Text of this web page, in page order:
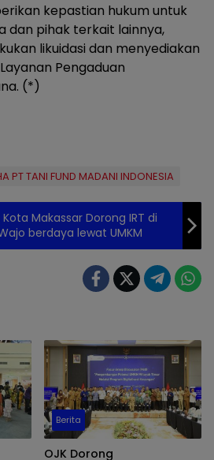
kepastian hukum untuk
dan pihak terkait lainnya,
likuidasi dan menyediakan
Pengaduan
(*)
PT TANI FUND MADANI INDONESIA
Kota Makassar Dorong IRT di
berdaya lewat UMKM
Berita
OJK Dorong